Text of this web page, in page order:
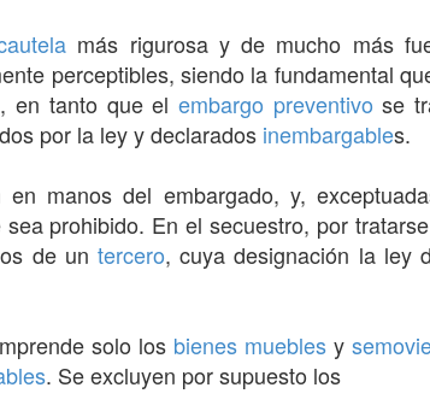
más rigurosa y de mucho más
perceptibles, siendo la fundamental
, en tanto que el embargo preventivo se
por la ley y declarados inembargables.
manos del embargado, y,
prohibido. En el secuestro, por
de un tercero, cuya designación la ley
solo los bienes muebles y
. Se excluyen por supuesto los